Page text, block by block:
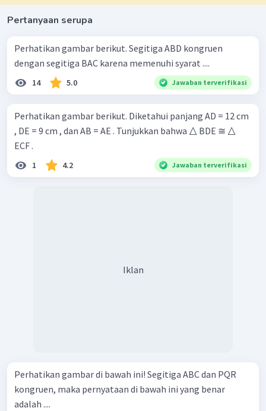
Pertanyaan serupa
Perhatikan gambar berikut. Segitiga ABD kongruen
dengan segitiga BAC karena memenuhi syarat ....
14 5.0 Jawaban terverifikasi
Perhatikan gambar berikut. Diketahui panjang AD = 12 cm
, DE = 9 cm , dan AB = AE . Tunjukkan bahwa △ BDE ≅ △
ECF .
1 4.2 Jawaban terverifikasi
Iklan
Perhatikan gambar di bawah ini! Segitiga ABC dan PQR
kongruen, maka pernyataan di bawah ini yang benar
adalah ....